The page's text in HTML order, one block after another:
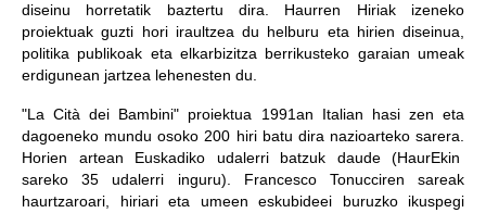
diseinu horretatik baztertu dira. Haurren Hiriak izeneko
proiektuak guzti hori iraultzea du helburu eta hirien diseinua,
politika publikoak eta elkarbizitza berrikusteko garaian umeak
erdigunean jartzea lehenesten du.
"La Cità dei Bambini" proiektua 1991an Italian hasi zen eta
dagoeneko mundu osoko 200 hiri batu dira nazioarteko sarera.
Horien artean Euskadiko udalerri batzuk daude (HaurEkin
sareko 35 udalerri inguru). Francesco Tonucciren sareak
haurtzaroari, hiriari eta umeen eskubideei buruzko ikuspegi